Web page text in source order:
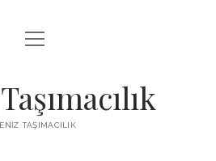
KASMA PARASIZ
SAYFA LISTESI
menüyü
aç
TAŞIMACILIK